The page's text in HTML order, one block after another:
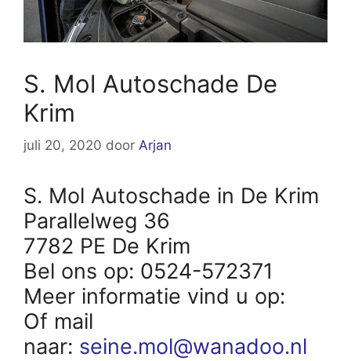
S. Mol Autoschade De
Krim
juli 20, 2020 door Arjan
S. Mol Autoschade in De Krim
Parallelweg 36
7782 PE De Krim
Bel ons op: 0524-572371
Meer informatie vind u op:
Of mail
naar: seine.mol@wanadoo.nl